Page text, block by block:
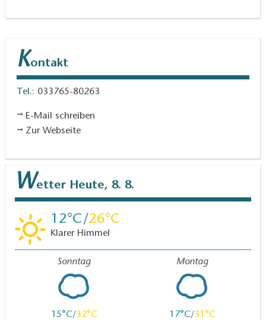
Kontakt
Tel.: 033765-80263
E-Mail schreiben
Zur Webseite
Wetter Heute, 8. 8.
12 26
Klarer Himmel
Sonntag
15 32
Montag
17 31